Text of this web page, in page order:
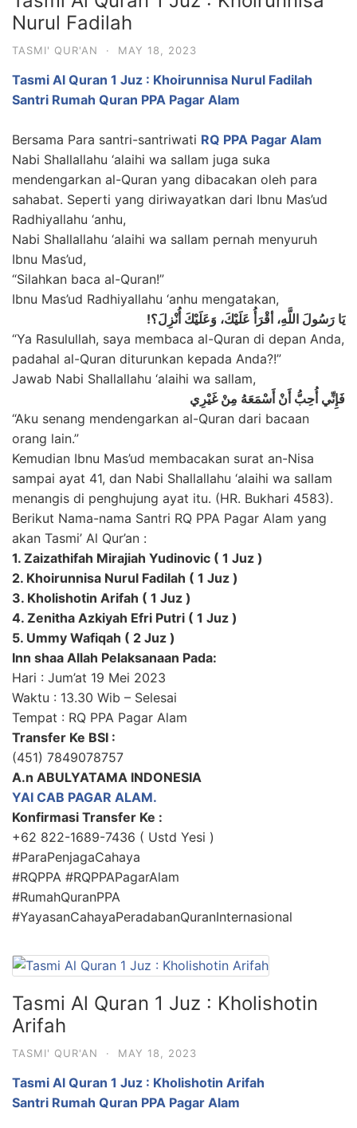
Nurul Fadilah
TASMI' QUR'AN · MAY 18, 2023
Tasmi Al Quran 1 Juz : Khoirunnisa Nurul Fadilah
Santri Rumah Quran PPA Pagar Alam
Bersama Para santri-santriwati RQ PPA Pagar Alam
Nabi Shallallahu ‘alaihi wa sallam juga suka
mendengarkan al-Quran yang dibacakan oleh para
sahabat. Seperti yang diriwayatkan dari Ibnu Mas’ud
Radhiyallahu ‘anhu,
Nabi Shallallahu ‘alaihi wa sallam pernah menyuruh
Ibnu Mas’ud,
“Silahkan baca al-Quran!”
Ibnu Mas’ud Radhiyallahu ‘anhu mengatakan,
يَا رَسُولَ اللَّهِ، أقْرَأُ عَلَيْكَ، وَعَلَيْكَ أُنْزِلَ؟!
“Ya Rasulullah, saya membaca al-Quran di depan Anda,
padahal al-Quran diturunkan kepada Anda?!”
Jawab Nabi Shallallahu ‘alaihi wa sallam,
فَإِنِّي أُحِبُّ أَنْ أَسْمَعَهُ مِنْ غَيْرِي
“Aku senang mendengarkan al-Quran dari bacaan
orang lain.”
Kemudian Ibnu Mas’ud membacakan surat an-Nisa
sampai ayat 41, dan Nabi Shallallahu ‘alaihi wa sallam
menangis di penghujung ayat itu. (HR. Bukhari 4583).
Berikut Nama-nama Santri RQ PPA Pagar Alam yang
akan Tasmi’ Al Qur’an :
1. Zaizathifah Mirajiah Yudinovic ( 1 Juz )
2. Khoirunnisa Nurul Fadilah ( 1 Juz )
3. Kholishotin Arifah ( 1 Juz )
4. Zenitha Azkiyah Efri Putri ( 1 Juz )
5. Ummy Wafiqah ( 2 Juz )
Inn shaa Allah Pelaksanaan Pada:
Hari : Jum’at 19 Mei 2023
Waktu : 13.30 Wib – Selesai
Tempat : RQ PPA Pagar Alam
Transfer Ke BSI :
(451) 7849078757
A.n ABULYATAMA INDONESIA
YAI CAB PAGAR ALAM.
Konfirmasi Transfer Ke :
+62 822-1689-7436 ( Ustd Yesi )
#ParaPenjagaCahaya
#RQPPA #RQPPAPagarAlam
#RumahQuranPPA
#YayasanCahayaPeradabanQuranInternasional
Tasmi Al Quran 1 Juz : Kholishotin
Arifah
TASMI' QUR'AN · MAY 18, 2023
Tasmi Al Quran 1 Juz : Kholishotin Arifah
Santri Rumah Quran PPA Pagar Alam